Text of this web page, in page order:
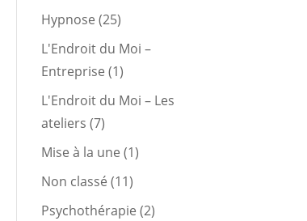
Hypnose (25)
L'Endroit du Moi –
Entreprise (1)
L'Endroit du Moi – Les
ateliers (7)
Mise à la une (1)
Non classé (11)
Psychothérapie (2)